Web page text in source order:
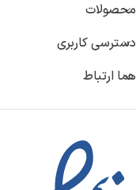
محصولات
دسترسی کاربری
هما ارتباط